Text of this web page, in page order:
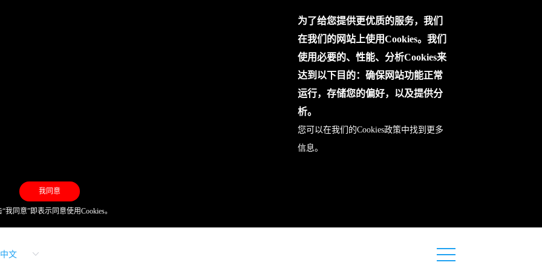
为了给您提供更优质的服务，我们
在我们的网站上使用Cookies。我们
使用必要的、性能、分析Cookies来
达到以下目的：确保网站功能正常
运行，存储您的偏好，以及提供分
析。
您可以在我们的Cookies政策中找到更多
信息。
我同意
我同意”即表示同意使用Cookies。